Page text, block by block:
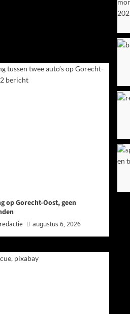
op Gorecht-Oost, geen
augustus 6, 2026